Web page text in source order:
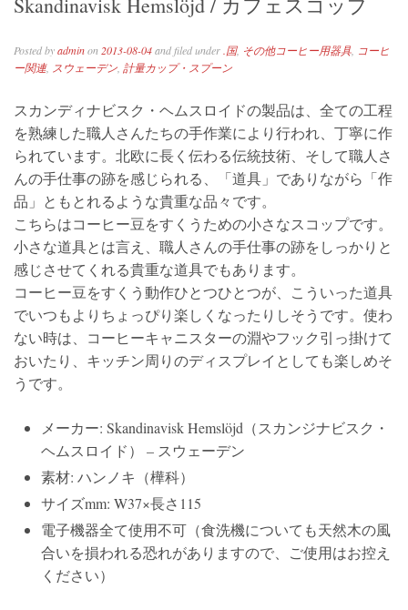
Posted byadminon 2013-08-04and filed under.国, その他コーヒー用器具 コーヒ
ー関連, スウェーデン 計量カップ・スプーン
スカンディナビスク・ヘムスロイドの製品は、全ての工程
を熟練した職人さんたちの手作業により行われ、丁寧に作
られています。北欧に長く伝わる伝統技術、そして職人さ
んの手仕事の跡を感じられる、「道具」でありながら「作
品」ともとれるような貴重な品々です。
こちらはコーヒー豆をすくうための小さなスコップです。
小さな道具とは言え、職人さんの手仕事の跡をしっかりと
感じさせてくれる貴重な道具でもあります。
コーヒー豆をすくう動作ひとつひとつが、こういった道具
でいつもよりちょっぴり楽しくなったりしそうです。使わ
ない時は、コーヒーキャニスターの淵やフック引っ掛けて
おいたり、キッチン周りのディスプレイとしても楽しめそ
うです。
メーカー: Skandinavisk Hemslöjd（スカンジナビスク・
ヘムスロイド） – スウェーデン
素材: ハンノキ（樺科）
サイズmm: W37×長さ115
電子機器全て使用不可（食洗機についても天然木の風
合いを損われる恐れがありますので、ご使用はお控え
ください）